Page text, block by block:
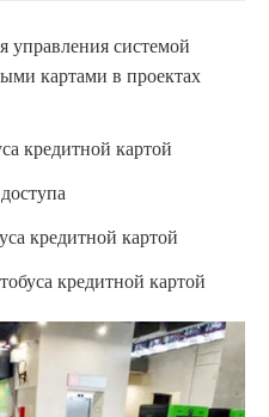
управления системой
картами в проектах
кредитной картой
кредитной картой
кредитной картой